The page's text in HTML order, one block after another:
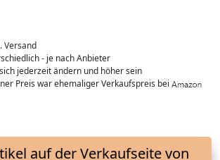
Versand
- je nach Anbieter
jederzeit ändern und höher sein
Preis war ehemaliger Verkaufspreis bei